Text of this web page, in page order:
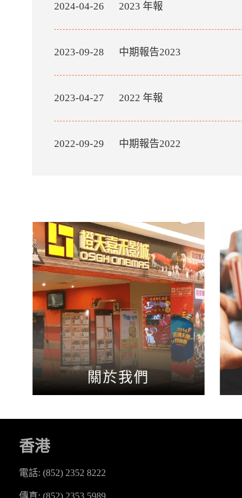
2024-04-26 2023 年報
2023-09-28 中期報告2023
2023-04-27 2022 年報
2022-09-29 中期報告2022
關於我們
香港
電話: (852) 2352 8222
傳真: (852) 2353 5989